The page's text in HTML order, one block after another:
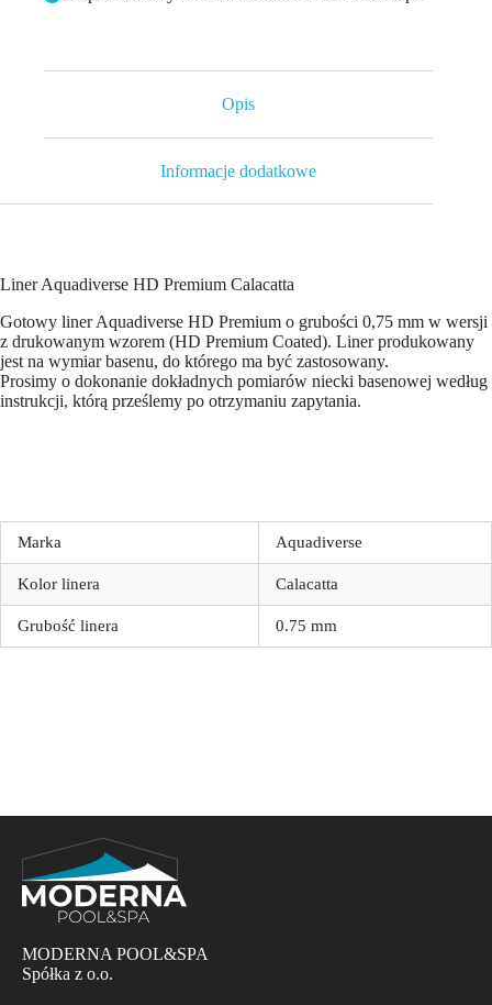
Opis
Informacje dodatkowe
Liner Aquadiverse HD Premium Calacatta
Gotowy liner Aquadiverse HD Premium o grubości 0,75 mm w wersji
z drukowanym wzorem (HD Premium Coated). Liner produkowany
jest na wymiar basenu, do którego ma być zastosowany.
Prosimy o dokonanie dokładnych pomiarów niecki basenowej według
instrukcji, którą prześlemy po otrzymaniu zapytania.
Marka Aquadiverse
Kolor linera Calacatta
Grubość linera 0.75 mm
MODERNA POOL&SPA
Spółka z o.o.